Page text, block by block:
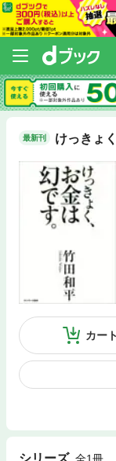
最新刊 けっきょ
カー